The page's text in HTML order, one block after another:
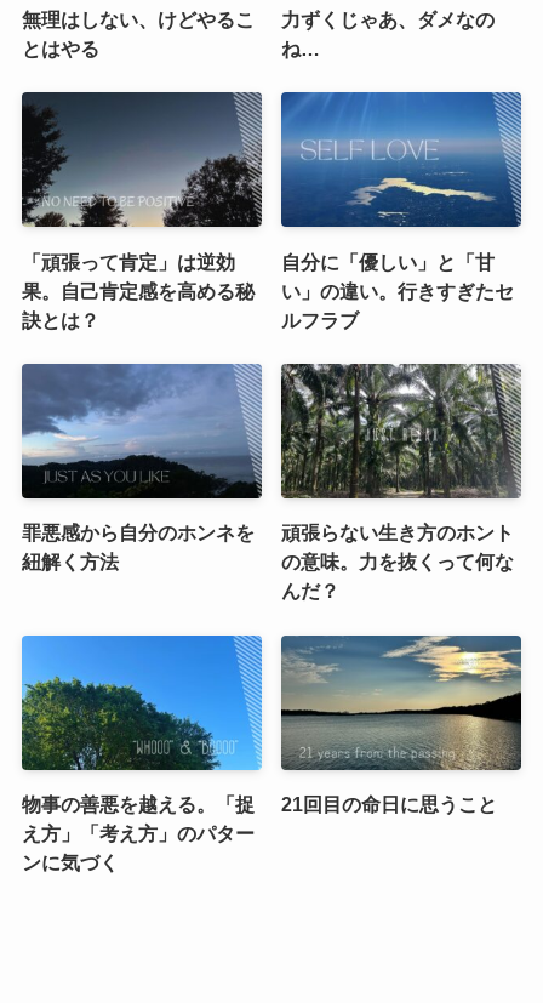
無理はしない、けどやるこ
とはやる
力ずくじゃあ、ダメなの
ね…
「頑張って肯定」は逆効
果。自己肯定感を高める秘
訣とは？
自分に「優しい」と「甘
い」の違い。行きすぎたセ
ルフラブ
罪悪感から自分のホンネを
紐解く方法
頑張らない生き方のホント
の意味。力を抜くって何な
んだ？
物事の善悪を越える。「捉
え方」「考え方」のパター
ンに気づく
21回目の命日に思うこと